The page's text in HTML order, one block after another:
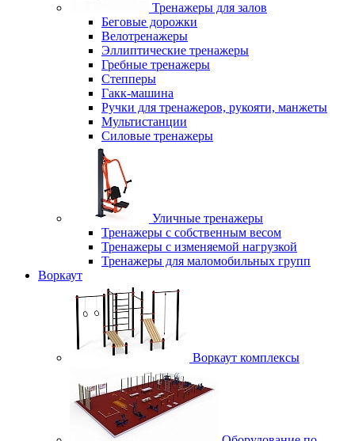
Тренажеры для залов
Беговые дорожки
Велотренажеры
Эллиптические тренажеры
Гребные тренажеры
Степперы
Гакк-машина
Ручки для тренажеров, рукояти, манжеты
Мультистанции
Силовые тренажеры
Уличные тренажеры
Тренажеры с собственным весом
Тренажеры с изменяемой нагрузкой
Тренажеры для маломобильных групп
Воркаут
Воркаут комплексы